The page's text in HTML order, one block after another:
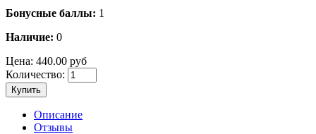
Бонусные баллы: 1
Наличие: 0
Цена: 440.00 руб
Количество:
Купить
Описание
Отзывы